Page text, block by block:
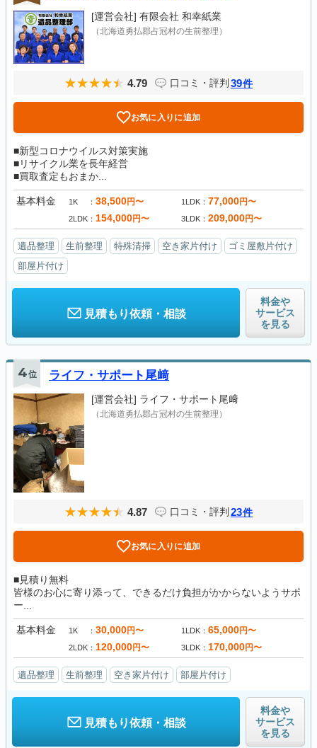
[運営会社] 有限会社 和幸紙業
（北海道勇払郡占冠村の生前整理）
4.79 口コミ・評判 39件
お気に入りに追加
■新型コロナウイルス対策実施
■リサイクル業を長年経営
■買取査定もおまか...
基本料金 1K 38,500円〜 1LDK 77,000円〜
2LDK 154,000円〜 3LDK 209,000円〜
遺品整理 生前整理 特殊清掃 空き家片付け
ゴミ屋敷片付け
部屋片付け
見積もり依頼・相談
料金や
サービス
を見る
4位 ライフ・サポート尾﨑
[運営会社] ライフ・サポート尾﨑
（北海道勇払郡占冠村の生前整理）
4.87 口コミ・評判 23件
お気に入りに追加
■見積り無料
皆様のお心に寄り添って、できるだけ負担がかからないようサポ
ー...
基本料金 1K 30,000円〜 1LDK 65,000円〜
2LDK 120,000円〜 3LDK 170,000円〜
遺品整理 生前整理 空き家片付け 部屋片付け
見積もり依頼・相談
料金や
サービス
を見る